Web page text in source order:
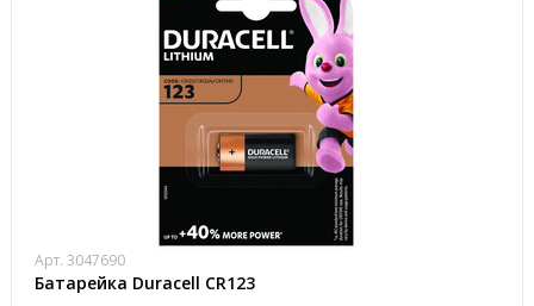
Арт. 3047690
Батарейка Duracell CR123